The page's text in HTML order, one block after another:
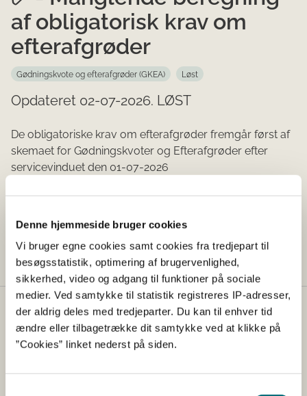
Denne hjemmeside bruger cookies
Vi bruger egne cookies samt cookies fra tredjepart til
besøgsstatistik, optimering af brugervenlighed,
sikkerhed, video og adgang til funktioner på sociale
medier. Ved samtykke til statistik registreres IP-adresser,
der aldrig deles med tredjeparter. Du kan til enhver tid
ændre eller tilbagetrække dit samtykke ved at klikke på
”Cookies” linket nederst på siden.
af obligatorisk krav om
efterafgrøder
Gødningskvote og efterafgrøder (GKEA) Løst
Opdateret 02-07-2026. LØST
De obligatoriske krav om efterafgrøder fremgår først af
skemaet for Gødningskvoter og Efterafgrøder efter
servicevinduet den 01-07-2026
25-06-2026 kl. 13.25
Kontakt
Styrelsen for Grøn Arealomlægning og Vandmiljø
1780 København V